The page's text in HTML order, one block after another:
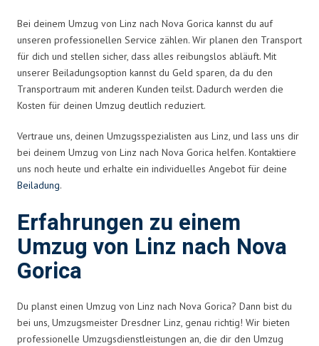
Bei deinem Umzug von Linz nach Nova Gorica kannst du auf
unseren professionellen Service zählen. Wir planen den Transport
für dich und stellen sicher, dass alles reibungslos abläuft. Mit
unserer Beiladungsoption kannst du Geld sparen, da du den
Transportraum mit anderen Kunden teilst. Dadurch werden die
Kosten für deinen Umzug deutlich reduziert.
Vertraue uns, deinen Umzugsspezialisten aus Linz, und lass uns dir
bei deinem Umzug von Linz nach Nova Gorica helfen. Kontaktiere
uns noch heute und erhalte ein individuelles Angebot für deine
Beiladung.
Erfahrungen zu einem
Umzug von Linz nach Nova
Gorica
Du planst einen Umzug von Linz nach Nova Gorica? Dann bist du
bei uns, Umzugsmeister Dresdner Linz, genau richtig! Wir bieten
professionelle Umzugsdienstleistungen an, die dir den Umzug